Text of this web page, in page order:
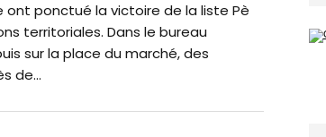
ont ponctué la victoire de la liste Pè
territoriales. Dans le bureau
sur la place du marché, des
de...